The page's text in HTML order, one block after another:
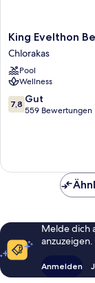
King
Evelthon
Beach
Hotel
&
Resort
Chlorakas
King Evelthon
Chlorakas
Pool
Wellness
7.8
von
7,8 Gut
559 Bewertungen
Melde dich
Anmelden